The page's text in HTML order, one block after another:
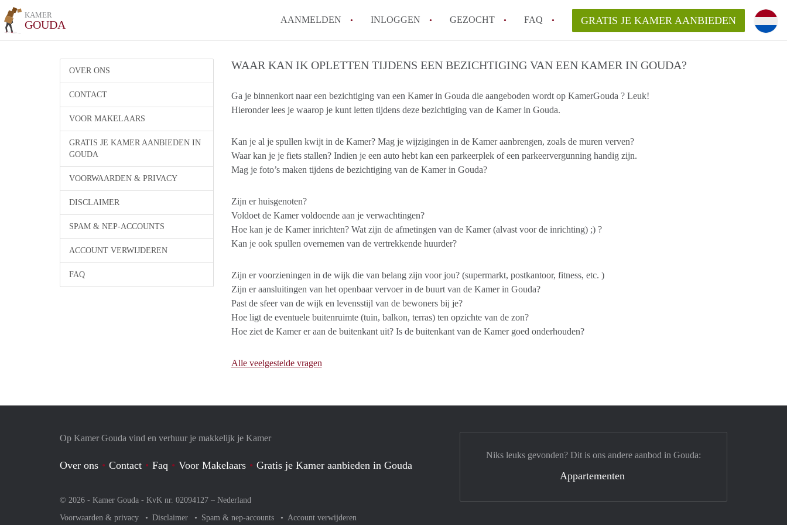
KAMER
GOUDA AANMELDEN INLOGGEN GEZOCHT FAQ
Tips: om in Gouda een kamer te vinden!
Wat is KamerGouda?
Wat is de privacyverklaring van KamerGouda?
Alle veelgestelde vragen
GRATIS JE KAMER AANBIEDEN
OVER ONS
CONTACT
VOOR MAKELAARS
GRATIS JE KAMER AANBIEDEN IN
GOUDA
VOORWAARDEN & PRIVACY
DISCLAIMER
SPAM & NEP-ACCOUNTS
ACCOUNT VERWIJDEREN
FAQ
WAAR KAN IK OPLETTEN TIJDENS EEN BEZICHTIGING VAN EEN KAMER IN GOUDA?
Ga je binnenkort naar een bezichtiging van een Kamer in Gouda die aangeboden wordt op KamerGouda ? Leuk!
Hieronder lees je waarop je kunt letten tijdens deze bezichtiging van de Kamer in Gouda.
Kan je al je spullen kwijt in de Kamer? Mag je wijzigingen in de Kamer aanbrengen, zoals de muren verven?
Waar kan je je fiets stallen? Indien je een auto hebt kan een parkeerplek of een parkeervergunning handig zijn.
Mag je foto’s maken tijdens de bezichtiging van de Kamer in Gouda?
Zijn er huisgenoten?
Voldoet de Kamer voldoende aan je verwachtingen?
Hoe kan je de Kamer inrichten? Wat zijn de afmetingen van de Kamer (alvast voor de inrichting) ;) ?
Kan je ook spullen overnemen van de vertrekkende huurder?
Zijn er voorzieningen in de wijk die van belang zijn voor jou? (supermarkt, postkantoor, fitness, etc. )
Zijn er aansluitingen van het openbaar vervoer in de buurt van de Kamer in Gouda?
Past de sfeer van de wijk en levensstijl van de bewoners bij je?
Hoe ligt de eventuele buitenruimte (tuin, balkon, terras) ten opzichte van de zon?
Hoe ziet de Kamer er aan de buitenkant uit? Is de buitenkant van de Kamer goed onderhouden?
Alle veelgestelde vragen
Op Kamer Gouda vind en verhuur je makkelijk je Kamer
Over ons Contact Faq Voor Makelaars Gratis je Kamer aanbieden in Gouda
© 2026 - Kamer Gouda - KvK nr. 02094127 – Nederland
Voorwaarden & privacy
Disclaimer Spam & nep-accounts Account verwijderen
Niks leuks gevonden? Dit is ons andere aanbod in Gouda:
Appartementen